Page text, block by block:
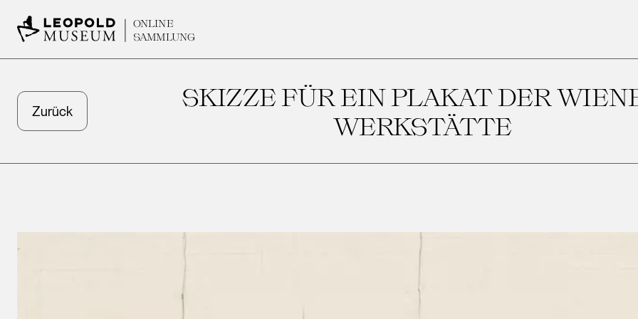
ONLINE
SAMMLUNG
Zurück
SKIZZE FÜR EIN PLAKAT DER
WERKSTÄTTE